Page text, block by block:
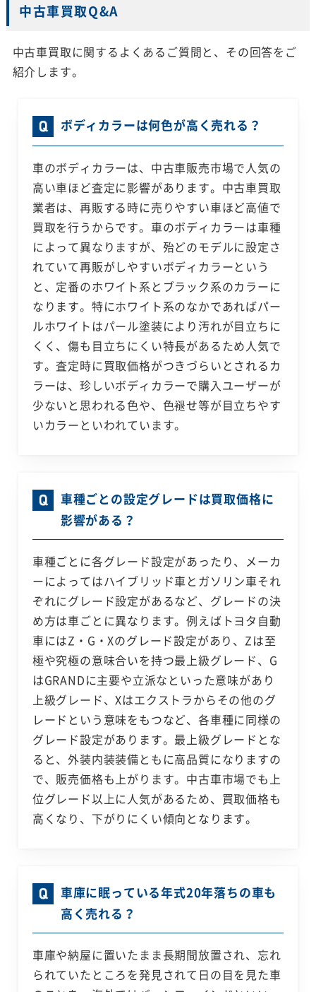
中古車買取Q&A
中古車買取に関するよくあるご質問と、その回答をご
紹介します。
ボディカラーは何色が高く売れる？
車のボディカラーは、中古車販売市場で人気の
高い車ほど査定に影響があります。中古車買取
業者は、再販する時に売りやすい車ほど高値で
買取を行うからです。車のボディカラーは車種
によって異なりますが、殆どのモデルに設定さ
れていて再販がしやすいボディカラーという
と、定番のホワイト系とブラック系のカラーに
なります。特にホワイト系のなかであればパー
ルホワイトはパール塗装により汚れが目立ちに
くく、傷も目立ちにくい特長があるため人気で
す。査定時に買取価格がつきづらいとされるカ
ラーは、珍しいボディカラーで購入ユーザーが
少ないと思われる色や、色褪せ等が目立ちやす
いカラーといわれています。
車種ごとの設定グレードは買取価格に
影響がある？
車種ごとに各グレード設定があったり、メーカ
ーによってはハイブリッド車とガソリン車それ
ぞれにグレード設定があるなど、グレードの決
め方は車ごとに異なります。例えばトヨタ自動
車にはZ・G・Xのグレード設定があり、Zは至
極や究極の意味合いを持つ最上級グレード、G
はGRANDに主要や立派なといった意味があり
上級グレード、Xはエクストラからその他のグ
レードという意味をもつなど、各車種に同様の
グレード設定があります。最上級グレードとな
ると、外装内装装備ともに高品質になりますの
で、販売価格も上がります。中古車市場でも上
位グレード以上に人気があるため、買取価格も
高くなり、下がりにくい傾向となります。
車庫に眠っている年式20年落ちの車も
高く売れる？
車庫や納屋に置いたまま長期間放置され、忘れ
られていたところを発見されて日の目を見た車